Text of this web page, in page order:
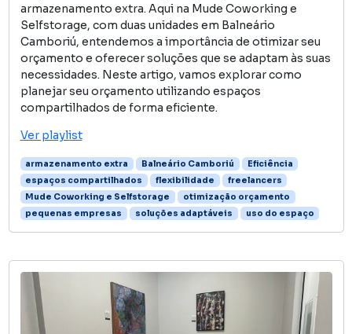
armazenamento extra. Aqui na Mude Coworking e
Selfstorage, com duas unidades em Balneário
Camboriú, entendemos a importância de otimizar seu
orçamento e oferecer soluções que se adaptam às suas
necessidades. Neste artigo, vamos explorar como
planejar seu orçamento utilizando espaços
compartilhados de forma eficiente.
Ver playlist
armazenamento extra Balneário Camboriú
Eficiência
espaços compartilhados
flexibilidade
freelancers
Mude Coworking e Selfstorage
otimização orçamento
pequenas empresas
soluções adaptáveis uso do espaço